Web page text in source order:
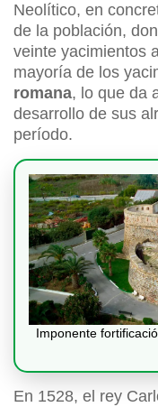
Neolítico, en
de la población,
veinte yacimientos
mayoría de los
romana, lo que da
desarrollo de sus
período.
Imponente
En 1528, el rey